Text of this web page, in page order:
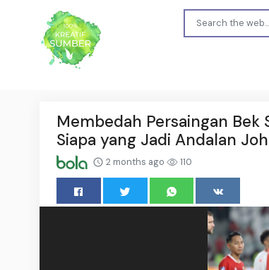
Membedah Persaingan
Siapa yang Jadi Andalan
2 months ago 110